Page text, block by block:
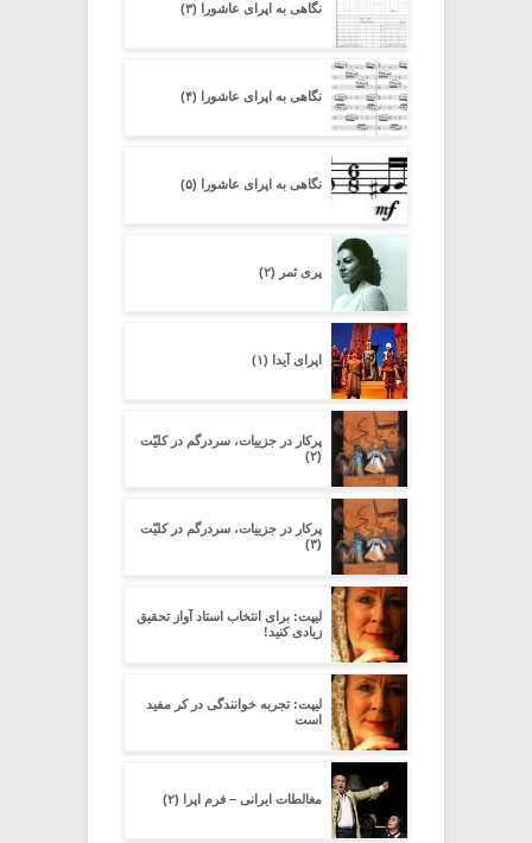
نگاهی به اپرای عاشورا (۳)
نگاهی به اپرای عاشورا (۴)
نگاهی به اپرای عاشورا (۵)
پری ثمر (۲)
اپرای آیدا (۱)
پرکار در جزییات، سردرگم در کلیّت
(۲)
پرکار در جزییات، سردرگم در کلیّت
(۳)
لیپت: برای انتخاب استاد آواز تحقیق
زیادی کنید!
لیپت: تجربه خوانندگی در کر مفید
است
مغالطات ایرانی – فرم اپرا (۲)